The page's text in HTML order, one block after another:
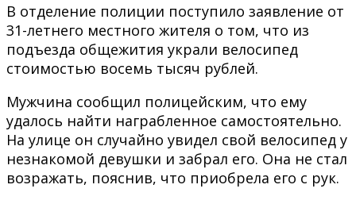
В отделение полиции поступило заявление от
31-летнего местного жителя о том, что из
подъезда общежития украли велосипед
стоимостью восемь тысяч рублей.
Мужчина сообщил полицейским, что ему
удалось найти награбленное самостоятельно.
На улице он случайно увидел свой велосипед у
незнакомой девушки и забрал его. Она не стал
возражать, пояснив, что приобрела его с рук.